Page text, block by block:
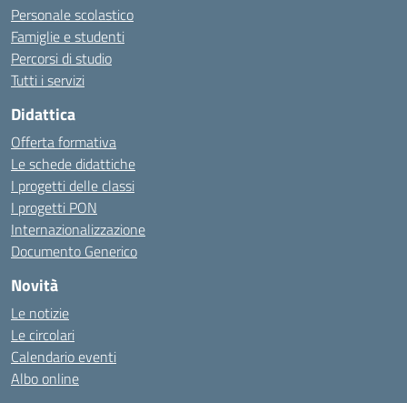
Personale scolastico
Famiglie e studenti
Percorsi di studio
Tutti i servizi
Didattica
Offerta formativa
Le schede didattiche
I progetti delle classi
I progetti PON
Internazionalizzazione
Documento Generico
Novità
Le notizie
Le circolari
Calendario eventi
Albo online